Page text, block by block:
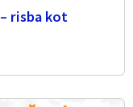
risba kot